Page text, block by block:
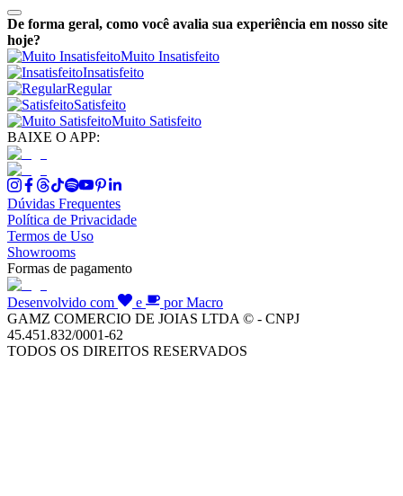
De forma geral, como você avalia sua experiência em nosso site
hoje?
Muito Insatisfeito
Insatisfeito
Regular
Satisfeito
Muito Satisfeito
BAIXE O APP:
Dúvidas Frequentes
Política de Privacidade
Termos de Uso
Showrooms
Formas de pagamento
Desenvolvido com e
por Macro
GAMZ COMERCIO DE JOIAS LTDA © - CNPJ
45.451.832/0001-62
TODOS OS DIREITOS RESERVADOS